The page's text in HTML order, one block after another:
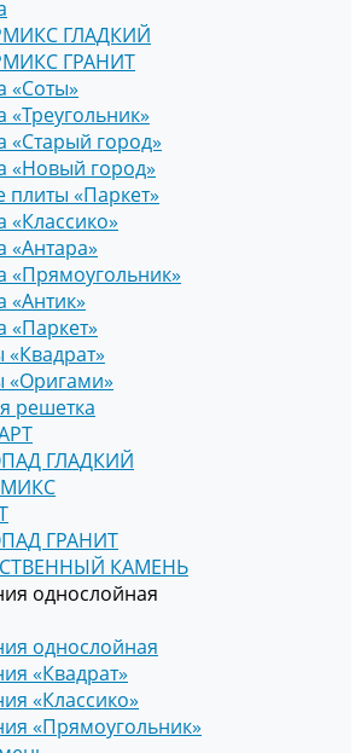
ГЛАДКИЙ
ГРАНИТ
«Соты»
«Треугольник»
«Старый город»
«Новый город»
«Паркет»
«Классико»
«Антара»
«Прямоугольник»
«Антик»
«Паркет»
«Оригами»
решетка
ГЛАДКИЙ
ГРАНИТ
КАМЕНЬ
однослойная
однослойная
«Квадрат»
«Классико»
«Прямоугольник»